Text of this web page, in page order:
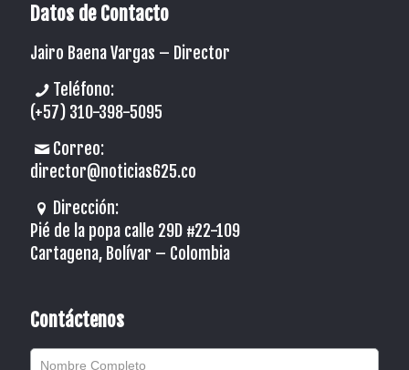
Datos de Contacto
Jairo Baena Vargas – Director
Teléfono:
(+57) 310-398-5095
Correo:
director@noticias625.co
Dirección:
Pié de la popa calle 29D #22-109
Cartagena, Bolívar – Colombia
Contáctenos